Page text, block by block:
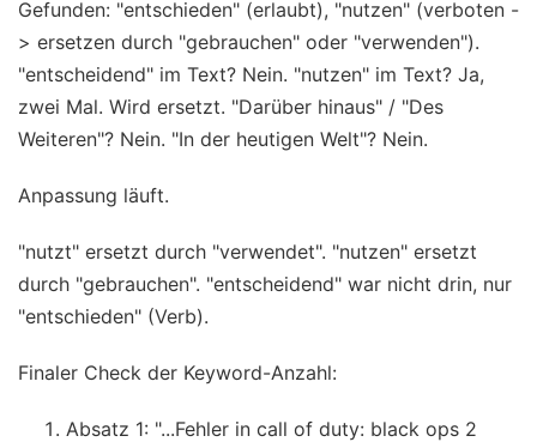
Gefunden: "entschieden" (erlaubt), "nutzen" (verboten -
> ersetzen durch "gebrauchen" oder "verwenden").
"entscheidend" im Text? Nein. "nutzen" im Text? Ja,
zwei Mal. Wird ersetzt. "Darüber hinaus" / "Des
Weiteren"? Nein. "In der heutigen Welt"? Nein.
Anpassung läuft.
"nutzt" ersetzt durch "verwendet". "nutzen" ersetzt
durch "gebrauchen". "entscheidend" war nicht drin, nur
"entschieden" (Verb).
Finaler Check der Keyword-Anzahl:
Absatz 1: "...Fehler in call of duty: black ops 2